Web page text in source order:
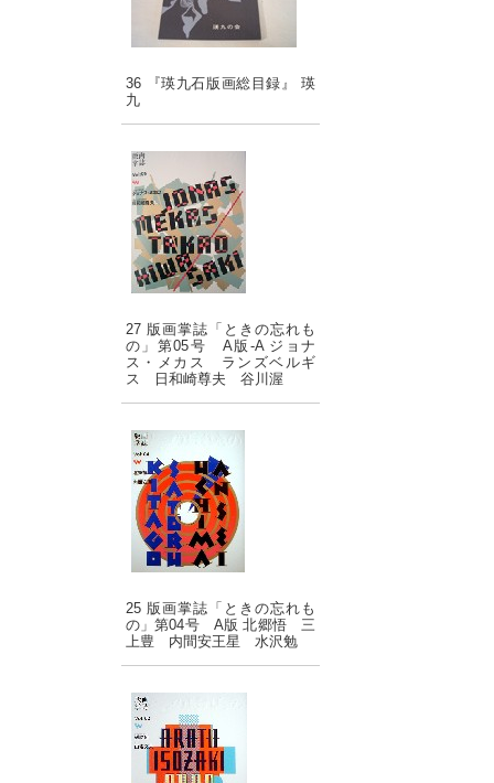
36 『瑛九石版画総目録』 瑛
九
27 版画掌誌「ときの忘れも
の」第05号 A版-A ジョナ
ス・メカス ランズベルギ
ス 日和崎尊夫 谷川渥
25 版画掌誌「ときの忘れも
の」第04号 A版 北郷悟 三
上豊 内間安王星 水沢勉